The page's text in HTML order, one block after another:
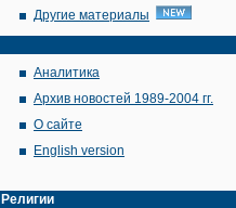
Другие материалы
Аналитика
Архив новостей 1989-2004 гг.
О сайте
English version
Религии